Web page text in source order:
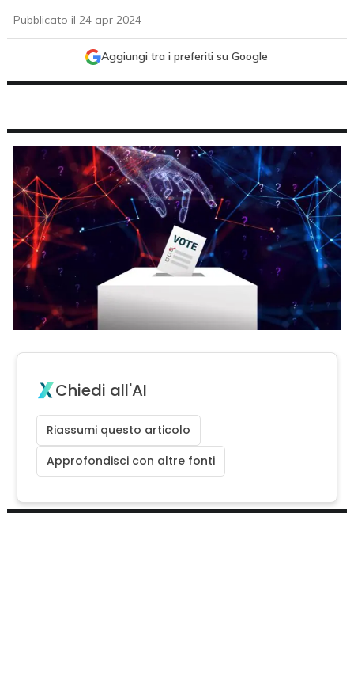
Pubblicato il 24 apr 2024
Aggiungi tra i preferiti su Google
Chiedi all'AI
Riassumi questo articolo
Approfondisci con altre fonti